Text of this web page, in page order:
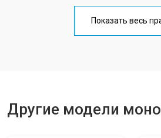
Показать весь
Другие модели